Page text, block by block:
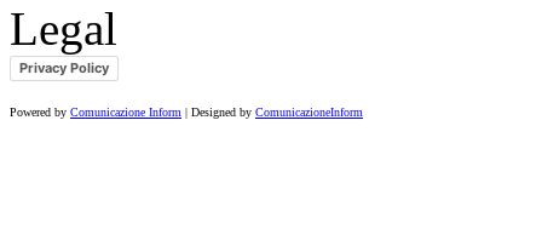
Legal
Privacy Policy
Powered by Comunicazione Inform | Designed by ComunicazioneInform